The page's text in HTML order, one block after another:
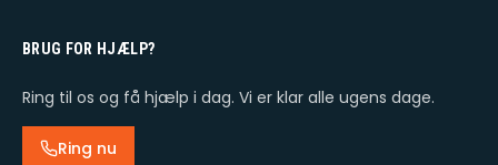
BRUG FOR HJÆLP?
Ring til os og få hjælp i dag. Vi er klar alle ugens dage.
Ring nu